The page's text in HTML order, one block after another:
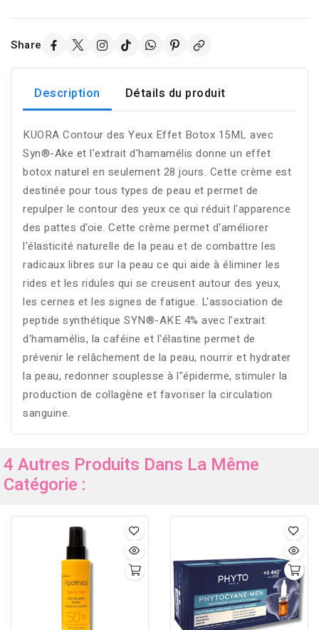
Share
Description Détails du produit
KUORA Contour des Yeux Effet Botox 15ML avec
Syn®-Ake et l'extrait d'hamamélis donne un effet
botox naturel en seulement 28 jours. Cette crème est
destinée pour tous types de peau et permet de
repulper le contour des yeux ce qui réduit l'apparence
des pattes d'oie. Cette crème permet d'améliorer
l'élasticité naturelle de la peau et de combattre les
radicaux libres sur la peau ce qui aide à éliminer les
rides et les ridules qui se creusent autour des yeux,
les cernes et les signes de fatigue. L'association de
peptide synthétique SYN®-AKE 4% avec l'extrait
d'hamamélis, la caféine et l'élastine permet de
prévenir le relâchement de la peau, nourrir et hydrater
la peau, redonner souplesse à l"épiderme, stimuler la
production de collagène et favoriser la circulation
sanguine.
4 Autres Produits Dans La Même
Catégorie :